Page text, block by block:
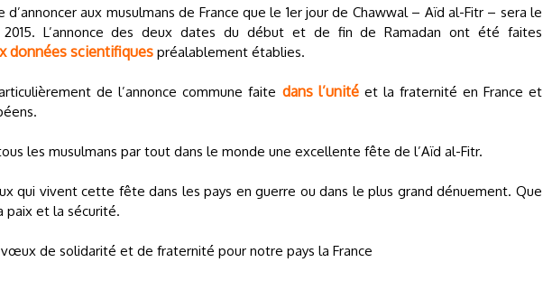
d’annoncer aux musulmans de France que le 1er jour de Chawwal – Aïd al-Fitr – sera le
2015. L’annonce des deux dates du début et de fin de Ramadan ont été faites
données scientifiques préalablement établies.
de l’annonce commune faite dans l’unitéet la fraternité en France et
les musulmans par tout dans le monde une excellente fête de l’Aïd al-Fitr.
qui vivent cette fête dans les pays en guerre ou dans le plus grand dénuement. Que
paix et la sécurité.
vœux de solidarité et de fraternité pour notre pays la France